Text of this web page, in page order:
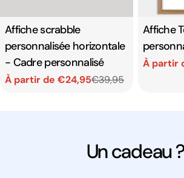
Affiche scrabble
personnalisée horizontale
- Cadre personnalisé
Prix
À partir de €24,95
Prix
€39,95
Affiche
Prix
À partir
Prix
Un cadeau